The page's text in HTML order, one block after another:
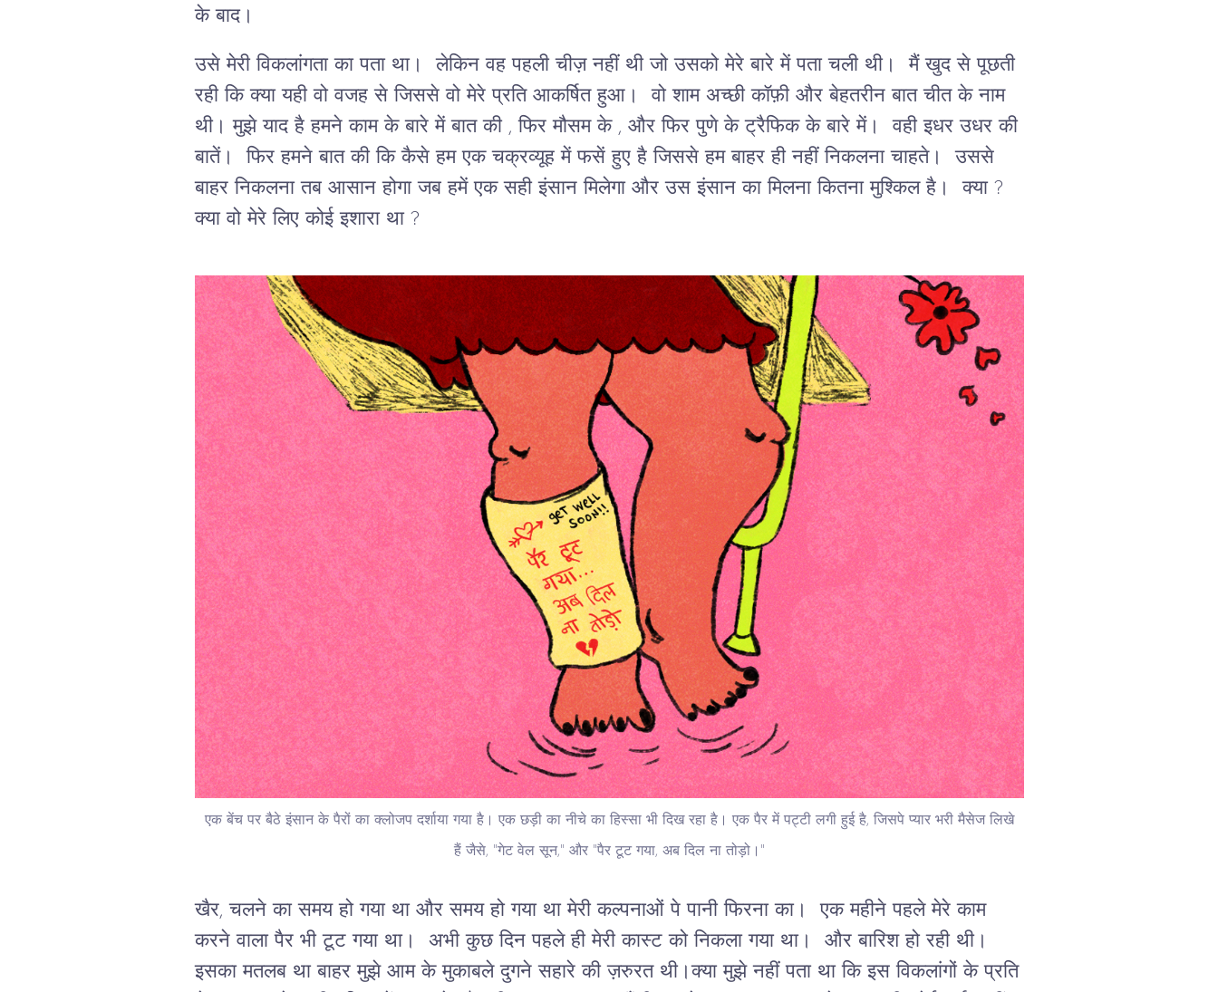
के बाद।
उसे मेरी विकलांगता का पता था। लेकिन वह पहली चीज़ नहीं थी जो उसको मेरे बारे में पता चली थी। मैं खुद से पूछती
रही कि क्या यही वो वजह से जिससे वो मेरे प्रति आकर्षित हुआ। वो शाम अच्छी कॉफ़ी और बेहतरीन बात चीत के नाम
थी। मुझे याद है हमने काम के बारे में बात की , फिर मौसम के , और फिर पुणे के ट्रैफिक के बारे में। वही इधर उधर की
बातें। फिर हमने बात की कि कैसे हम एक चक्रव्यूह में फसें हुए है जिससे हम बाहर ही नहीं निकलना चाहते। उससे
बाहर निकलना तब आसान होगा जब हमें एक सही इंसान मिलेगा और उस इंसान का मिलना कितना मुश्किल है। क्या ?
क्या वो मेरे लिए कोई इशारा था ?
एक बेंच पर बैठे इंसान के पैरों का क्लोजप दर्शाया गया है। एक छड़ी का नीचे का हिस्सा भी दिख रहा है। एक पैर में पट्टी लगी हुई है, जिसपे प्यार भरी मैसेज लिखे
हैं जैसे, "गेट वेल सून," और "पैर टूट गया, अब दिल ना तोड़ो।"
खैर, चलने का समय हो गया था और समय हो गया था मेरी कल्पनाओं पे पानी फिरना का। एक महीने पहले मेरे काम
करने वाला पैर भी टूट गया था। अभी कुछ दिन पहले ही मेरी कास्ट को निकला गया था। और बारिश हो रही थी।
इसका मतलब था बाहर मुझे आम के मुकाबले दुगने सहारे की ज़रुरत थी।क्या मुझे नहीं पता था कि इस विकलांगों के प्रति